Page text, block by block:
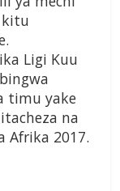
kitu
Ligi Kuu
timu yake
na
Afrika 2017.